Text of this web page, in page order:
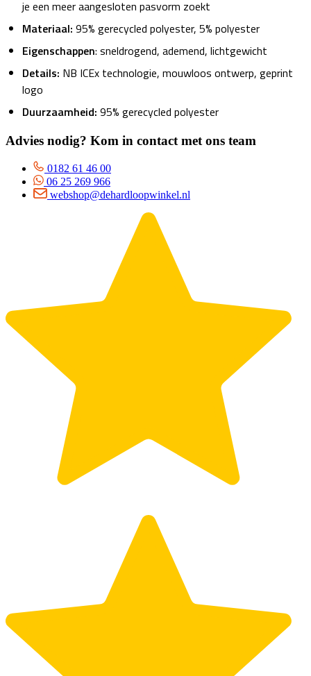
je een meer aangesloten pasvorm zoekt
Materiaal: 95% gerecycled polyester, 5% polyester
Eigenschappen: sneldrogend, ademend, lichtgewicht
Details: NB ICEx technologie, mouwloos ontwerp, geprint
logo
Duurzaamheid: 95% gerecycled polyester
Advies nodig? Kom in contact met ons team
0182 61 46 00
06 25 269 966
webshop@dehardloopwinkel.nl